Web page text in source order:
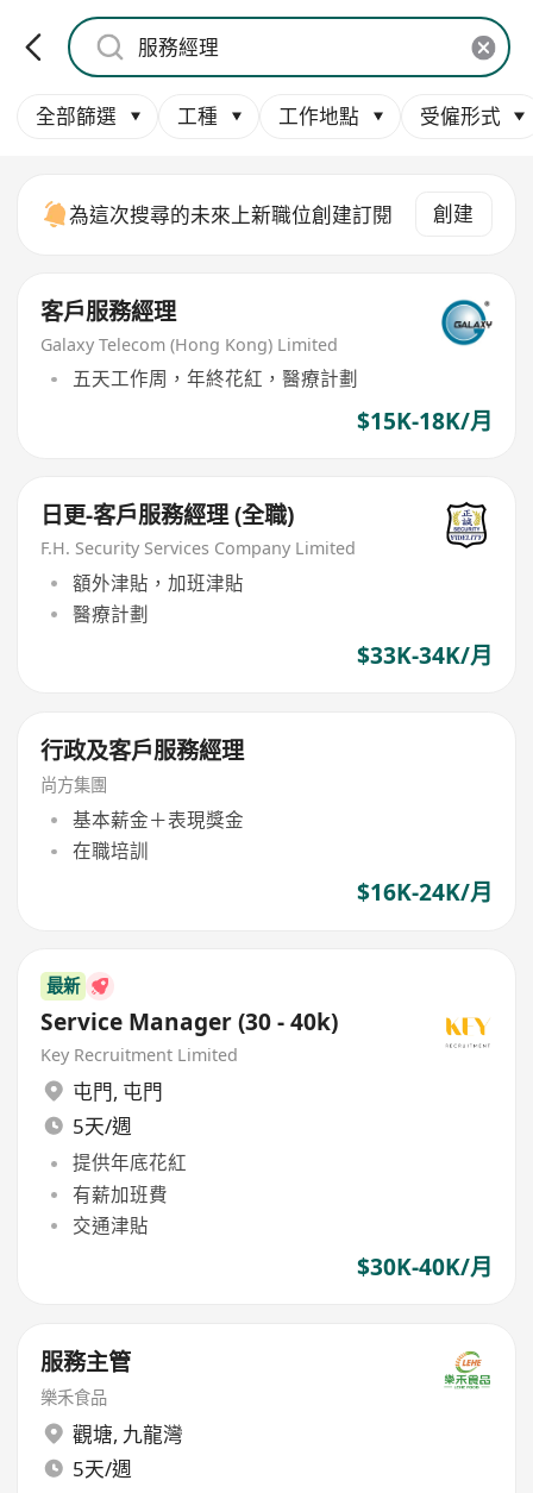
全部篩選 工種 工作地點 受僱形式
為這次搜尋的未來上新職位創建訂閱 創建
客戶服務經理
Galaxy Telecom (Hong Kong) Limited
五天工作周，年終花紅，醫療計劃
$15K-18K/月
日更-客戶服務經理 (全職)
F.H. Security Services Company Limited
額外津貼，加班津貼
醫療計劃
$33K-34K/月
行政及客戶服務經理
尚方集團
基本薪金＋表現獎金
在職培訓
$16K-24K/月
最新
Service Manager (30 - 40k)
Key Recruitment Limited
屯門, 屯門
5天/週
提供年底花紅
有薪加班費
交通津貼
$30K-40K/月
服務主管
樂禾食品
觀塘, 九龍灣
5天/週